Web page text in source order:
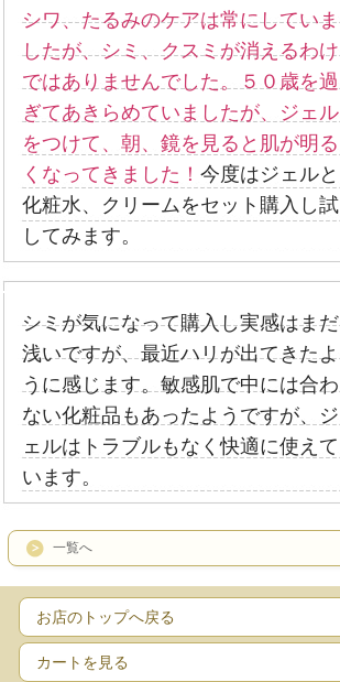
シワ、たるみのケアは常にしていま
したが、シミ、クスミが消えるわけ
ではありませんでした。５０歳を過
ぎてあきらめていましたが、ジェル
をつけて、朝、鏡を見ると肌が明る
くなってきました！ 今度はジェルと
化粧水、クリームをセット購入し試
してみます。
シミが気になって購入し実感はまだ
浅いですが、最近ハリが出てきたよ
うに感じます。敏感肌で中には合わ
ない化粧品もあったようですが、ジ
ェルはトラブルもなく快適に使えて
います。
一覧へ
お店のトップへ戻る
カートを見る